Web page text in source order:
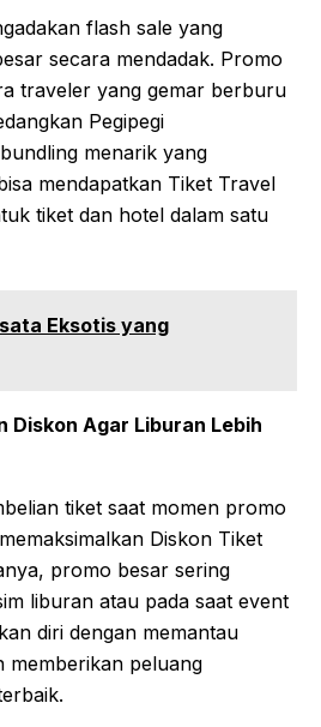
flash sale yang
secara mendadak. Promo
traveler yang gemar berburu
Pegipegi
menarik yang
mendapatkan Tiket Travel
tiket dan hotel dalam satu
Eksotis yang
Diskon Agar Liburan Lebih
tiket saat momen promo
Diskon Tiket
promo besar sering
liburan atau pada saat event
diri dengan memantau
memberikan peluang